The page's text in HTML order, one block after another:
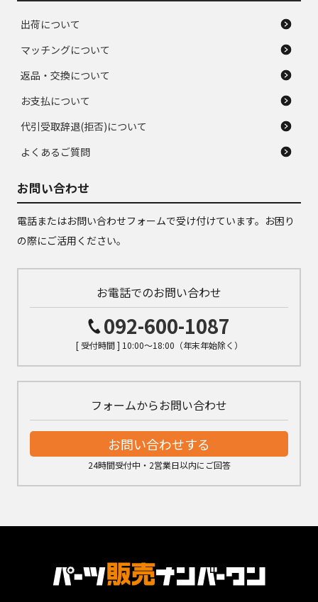
出荷について
マッチングについて
返品・交換について
お支払について
代引受取辞退(拒否)について
よくあるご質問
お問い合わせ
電話またはお問い合わせフォームで受け付けています。お困り
の際にご活用ください。
お電話でのお問い合わせ
092-600-1087
[ 受付時間 ] 10:00～18:00（年末年始除く）
フォームからお問い合わせ
お問い合わせする
24時間受付中・2営業日以内にご回答